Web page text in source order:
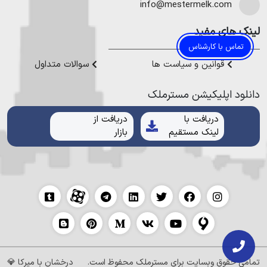
تماس با کارشناس
هموطنان عزیز خدمت کنیم.
info@mestermelk.com
لینک های مفید
قوانین و سیاست ها سوالات متداول
دانلود اپلیکیشن مستر‌ملک
دریافت با
لینک مستقیم
دریافت از
بازار
تمامی حقوق وبسایت برای مسترملک محفوظ است. درخشان با میرکا 💎